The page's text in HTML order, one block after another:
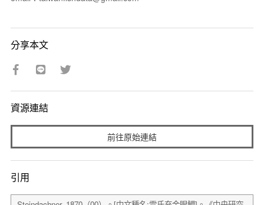
分享本文
資源連結
前往原始連結
引用